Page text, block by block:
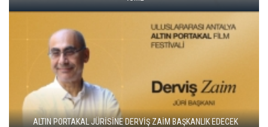
ADANA ALTIN KOZA'DA JÜRİ BAŞKANI ZUHAL OLCAY